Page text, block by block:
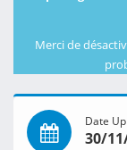
Merci de
Date
30/